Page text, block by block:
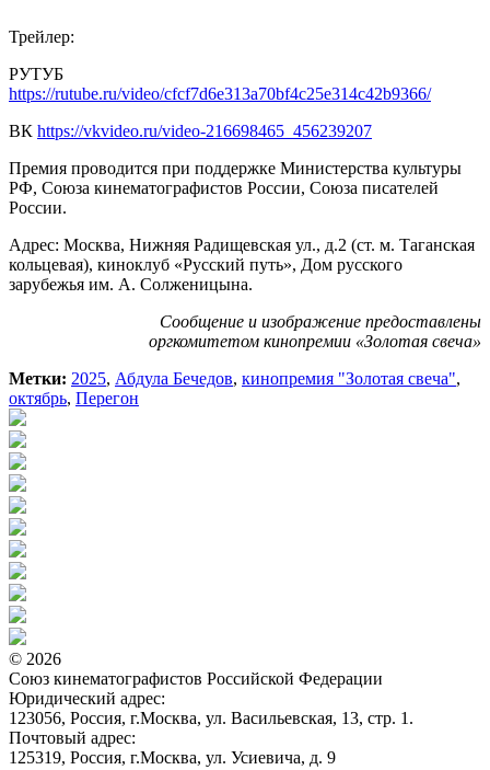
Трейлер:
РУТУБ
https://rutube.ru/video/cfcf7d6e313a70bf4c25e314c42b9366/
ВК https://vkvideo.ru/video-216698465_456239207
Премия проводится при поддержке Министерства культуры
РФ, Союза кинематографистов России, Союза писателей
России.
Адрес: Москва, Нижняя Радищевская ул., д.2 (ст. м. Таганская
кольцевая), киноклуб «Русский путь», Дом русского
зарубежья им. А. Солженицына.
Сообщение и изображение предоставлены
оргкомитетом кинопремии «Золотая свеча»
Метки: 2025, Абдула Бечедов, кинопремия "Золотая свеча",
октябрь, Перегон
© 2026
Союз кинематографистов Российской Федерации
Юридический адрес:
123056, Россия, г.Москва, ул. Васильевская, 13, стр. 1.
Почтовый адрес:
125319, Россия, г.Москва, ул. Усиевича, д. 9